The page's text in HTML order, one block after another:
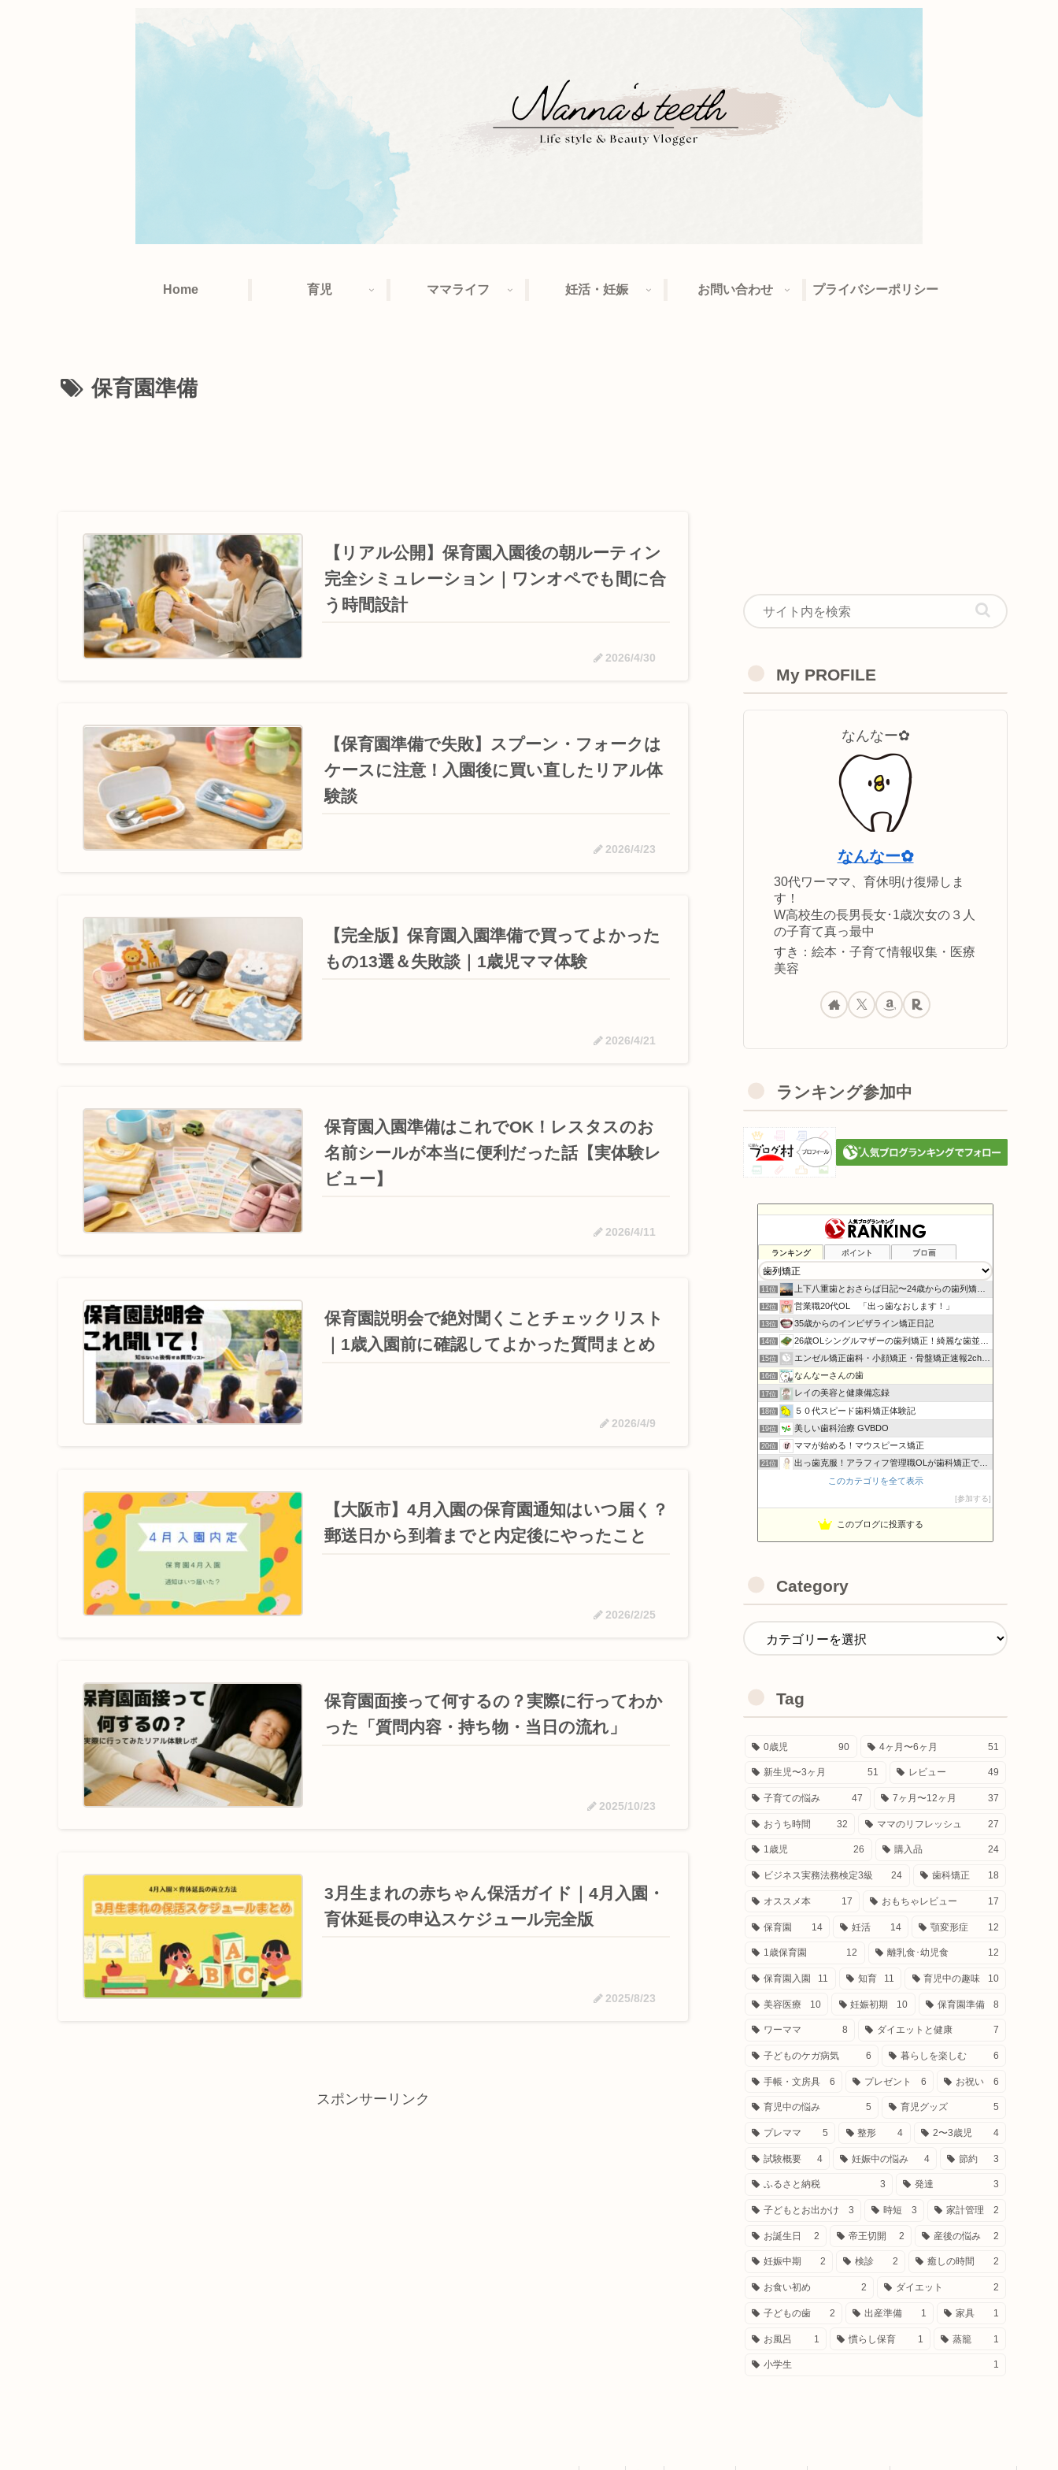
Home 育児 ママライフ 妊活・妊娠 お問い合わせ プライバシーポリシー
保育園準備
【リアル公開】保育園入園後の朝ルーティン
完全シミュレーション｜ワンオペでも間に合
う時間設計
2026/4/30
【保育園準備で失敗】スプーン・フォークは
ケースに注意！入園後に買い直したリアル体
験談
2026/4/23
【完全版】保育園入園準備で買ってよかった
もの13選＆失敗談｜1歳児ママ体験
2026/4/21
保育園入園準備はこれでOK！レスタスのお
名前シールが本当に便利だった話【実体験レ
ビュー】
2026/4/11
保育園説明会で絶対聞くことチェックリスト
｜1歳入園前に確認してよかった質問まとめ
2026/4/9
【大阪市】4月入園の保育園通知はいつ届く？
郵送日から到着までと内定後にやったこと
2026/2/25
保育園面接って何するの？実際に行ってわか
った「質問内容・持ち物・当日の流れ」
2025/10/23
3月生まれの赤ちゃん保活ガイド｜4月入園・
育休延長の申込スケジュール完全版
2025/8/23
スポンサーリンク
My PROFILE
なんなー✿
なんなー✿
30代ワーママ、育休明け復帰しま
す！
W高校生の長男長女･1歳次女の３人
の子育て真っ最中
すき：絵本・子育て情報収集・医療
美容
ランキング参加中
ランキング ポイント ブロ画
抜歯をしない歯列矯正
10位 harup_28歳からの裏側矯正日記
11位 上下八重歯とおさらば日記〜24歳からの歯列矯正〜
12位 営業職20代OL 「出っ歯なおします！」
13位 35歳からのインビザライン矯正日記
14位 26歳OLシングルマザーの歯列矯正！綺麗な歯並びになる!
15位 エンゼル矯正歯科・小顔矯正・骨盤矯正速報2chまとめ
16位 なんなーさんの歯
17位 レイの美容と健康備忘録
18位 ５０代スピード歯科矯正体験記
19位 美しい歯科治療 GVBDO
20位 ママが始める！マウスピース矯正
21位 出っ歯克服！アラフィフ管理職OLが歯科矯正で自信を取り戻す
さんがつの歯科矯正を始めます
このカテゴリを全て表示
参加する
このブログに投票する
Category
Tag
0歳児 90 4ヶ月〜6ヶ月 51
新生児〜3ヶ月 51 レビュー 49
子育ての悩み 47 7ヶ月〜12ヶ月 37
おうち時間 32 ママのリフレッシュ 27
1歳児 26 購入品 24
ビジネス実務法務検定3級 24 歯科矯正 18
オススメ本 17 おもちゃレビュー 17
保育園 14 妊活 14 顎変形症 12
1歳保育園 12 離乳食･幼児食 12
保育園入園 11 知育 11 育児中の趣味 10
美容医療 10 妊娠初期 10 保育園準備 8
ワーママ 8 ダイエットと健康 7
子どものケガ病気 6 暮らしを楽しむ 6
手帳・文房具 6 プレゼント 6 お祝い 6
育児中の悩み 5 育児グッズ 5
プレママ 5 整形 4 2〜3歳児 4
試験概要 4 妊娠中の悩み 4 節約 3
ふるさと納税 3 発達 3
子どもとお出かけ 3 時短 3 家計管理 2
お誕生日 2 帝王切開 2 産後の悩み 2
妊娠中期 2 検診 2 癒しの時間 2
お食い初め 2 ダイエット 2
子どもの歯 2 出産準備 1 家具 1
お風呂 1 慣らし保育 1 蒸籠 1
小学生 1